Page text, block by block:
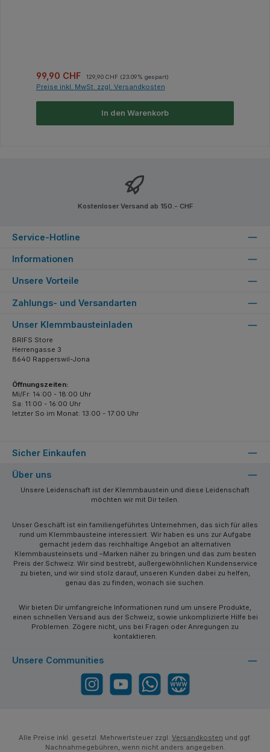
Verkaufspreis:
99,90 CHF 129,90 CHF (23.09% gespart)
Preise inkl. MwSt. zzgl. Versandkosten
In den Warenkorb
Kostenloser Versand ab 150.- CHF
Service-Hotline
Informationen
Unsere Vorteile
Zahlungs- und Versandarten
Sicher Einkaufen
Unser Klemmbausteinladen
BRIFS Store
Herrengasse 3
8640 Rapperswil-Jona
Öffnungszeiten:
Mi/Fr: 14:00 - 18:00 Uhr
Sa: 11:00 - 16:00 Uhr
letzter So im Monat: 13:00 - 17:00 Uhr
Über uns
Unsere Leidenschaft ist der Klemmbaustein und diese Leidenschaft
möchten wir mit Dir teilen.
Unser Geschäft ist ein familiengeführtes Unternehmen, das sich für alles
rund um Klemmbausteine interessiert. Wir haben es uns zur Aufgabe
gemacht jedem das reichhaltige Angebot an alternativen
Klemmbausteinsets und –Marken näher zu bringen und das zum besten
Preis der Schweiz. Wir sind bestrebt, außergewöhnlichen Kundenservice
zu bieten, und wir sind stolz darauf, unseren Kunden dabei zu helfen,
genau das zu finden, wonach sie suchen.
Wir bieten Dir umfangreiche Informationen rund um unsere Produkte,
einen schnellen Versand aus der Schweiz, sowie unkomplizierte Hilfe bei
Problemen. Zögere nicht, uns bei Fragen oder Anregungen zu
kontaktieren.
Unsere Communities
Instagram YouTube WhatsApp Website
Alle Preise inkl. gesetzl. Mehrwertsteuer zzgl. Versandkosten und ggf.
Nachnahmegebühren, wenn nicht anders angegeben.